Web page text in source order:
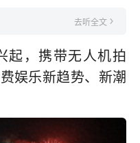
去听全文
起，携带无人机拍
娱乐新趋势、新潮